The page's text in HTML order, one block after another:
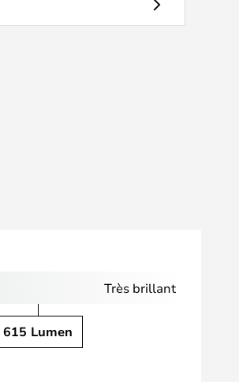
Très brillant
615 Lumen